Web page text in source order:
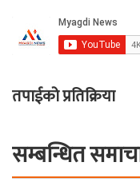
तपाईको प्रतिक्रिया
सम्बन्धित